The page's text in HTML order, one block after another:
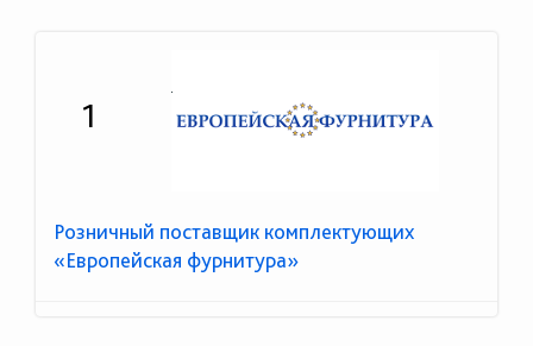
1
Розничный поставщик комплектующих
«Европейская фурнитура»